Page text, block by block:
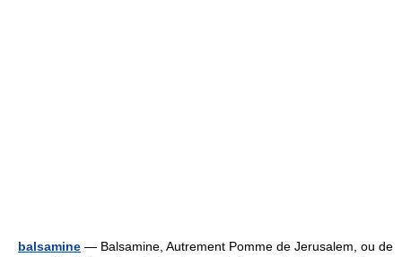
balsamine — Balsamine, Autrement Pomme de Jerusalem, ou de